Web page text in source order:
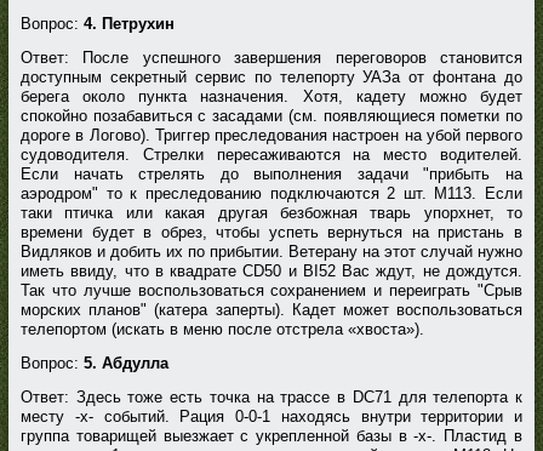
Вопрос: 4. Петрухин
Ответ: После успешного завершения переговоров становится
доступным секретный сервис по телепорту УАЗа от фонтана до
берега около пункта назначения. Хотя, кадету можно будет
спокойно позабавиться с засадами (см. появляющиеся пометки по
дороге в Логово). Триггер преследования настроен на убой первого
судоводителя. Стрелки пересаживаются на место водителей.
Если начать стрелять до выполнения задачи "прибыть на
аэродром" то к преследованию подключаются 2 шт. М113. Если
таки птичка или какая другая безбожная тварь упорхнет, то
времени будет в обрез, чтобы успеть вернуться на пристань в
Видляков и добить их по прибытии. Ветерану на этот случай нужно
иметь ввиду, что в квадрате СD50 и BI52 Вас ждут, не дождутся.
Так что лучше воспользоваться сохранением и переиграть "Срыв
морских планов" (катера заперты). Кадет может воспользоваться
телепортом (искать в меню после отстрела «хвоста»).
Вопрос: 5. Абдулла
Ответ: Здесь тоже есть точка на трассе в DC71 для телепорта к
месту -х- событий. Рация 0-0-1 находясь внутри территории и
группа товарищей выезжает с укрепленной базы в -х-. Пластид в